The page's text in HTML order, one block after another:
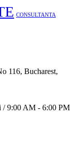
CONSULTANTA
116, Bucharest,
/ 9:00 AM - 6:00 PM